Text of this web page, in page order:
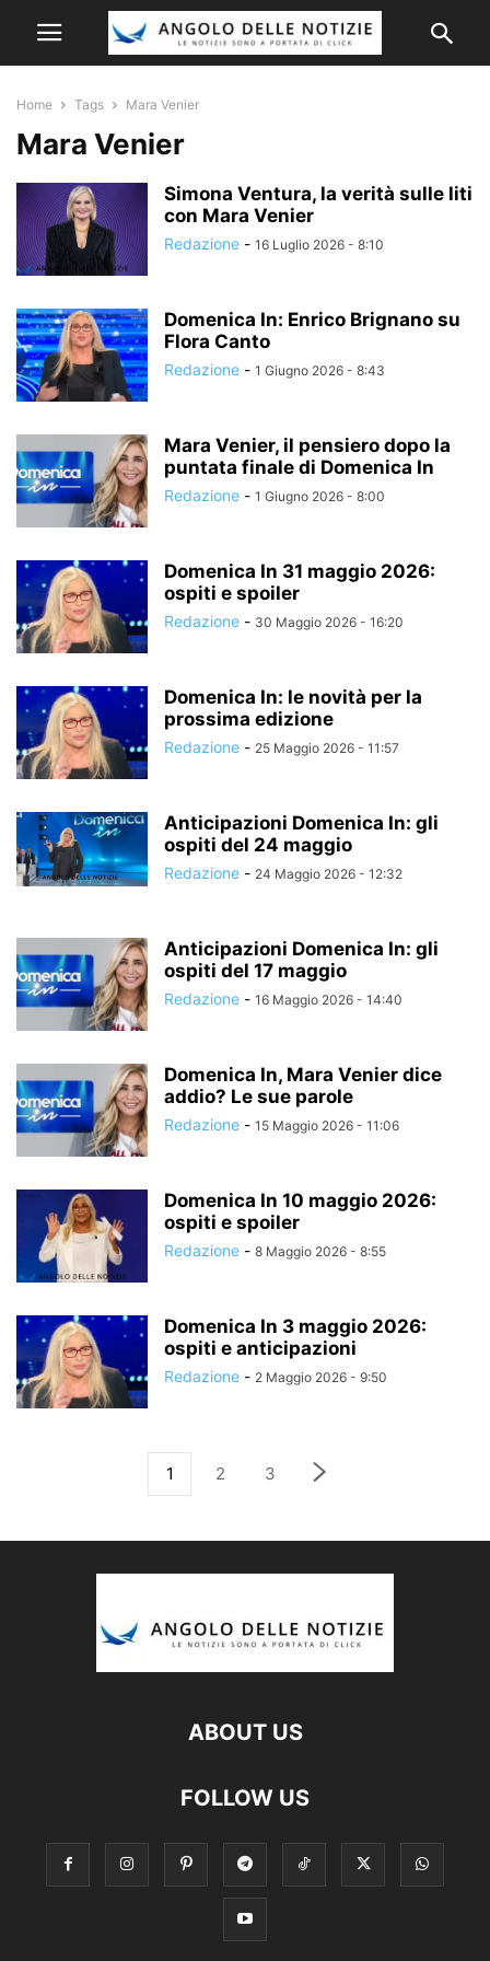
Home Tags Mara Venier
Mara Venier
Simona Ventura, la verità sulle liti
con Mara Venier
Redazione - 16 Luglio 2026 - 8:10
Domenica In: Enrico Brignano su
Flora Canto
Redazione - 1 Giugno 2026 - 8:43
Mara Venier, il pensiero dopo la
puntata finale di Domenica In
Redazione - 1 Giugno 2026 - 8:00
Domenica In 31 maggio 2026:
ospiti e spoiler
Redazione - 30 Maggio 2026 - 16:20
Domenica In: le novità per la
prossima edizione
Redazione - 25 Maggio 2026 - 11:57
Anticipazioni Domenica In: gli
ospiti del 24 maggio
Redazione - 24 Maggio 2026 - 12:32
Anticipazioni Domenica In: gli
ospiti del 17 maggio
Redazione - 16 Maggio 2026 - 14:40
Domenica In, Mara Venier dice
addio? Le sue parole
Redazione - 15 Maggio 2026 - 11:06
Domenica In 10 maggio 2026:
ospiti e spoiler
Redazione - 8 Maggio 2026 - 8:55
Domenica In 3 maggio 2026:
ospiti e anticipazioni
Redazione - 2 Maggio 2026 - 9:50
1 2 3
ABOUT US
FOLLOW US